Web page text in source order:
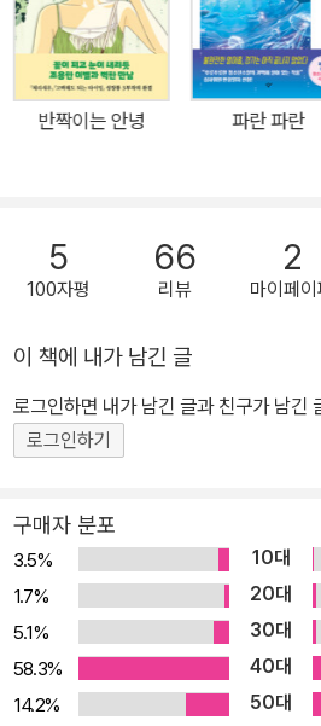
세상에서 우리는 어떻게 우리 자신을 사
어, 타인은 또 어떻게 사랑할 수 있을까?
이렇게 쓴다. “결국 나는 사랑에 대해 말
살점을 지불하면서까지 도파민을 얻는
으로부터 나온다. 자기 자신을 사랑할
수 있다는 말이 아니다. 사랑은 언제나
난 면까지도 끌어안는 과정이므로, 타인
테면 집이 잘살지도, 예쁘거나 날씬하지
볼 일 없는 사람처럼 느껴지더라도, 바로
전히 받아들여지리라는 기대나 ‘더 좋은
고 환한 마음을 들여다보는 소설이다. 초
반짝이는 햇빛을 바라보듯이. 자기 자신에 대한 긍정을 넘어, 더 넓어
진 성장 서사 『고백해도 되는 타이밍』의 주인공은 ‘홍지민’, 열다섯 살
이다. 초등학교 때는 어지간해서는 주눅
고 애들이랑도 잘 지냈던 것 같은데, 중
다. 춤을 잘 추기는커녕 몸치라는 놀림
버렸고, 반 애들은 나를 별로 좋아하지
반짝이는 안녕 파란 파란
5
100자평
66
리뷰
2
마이페이
이 책에 내가 남긴 글
로그인하면 내가 남긴 글과 친구가 남긴
로그인하기
구매자 분포
3.5% 10대
1.7%
20대
5.1%
30대
58.3%
40대
14.2%
50대